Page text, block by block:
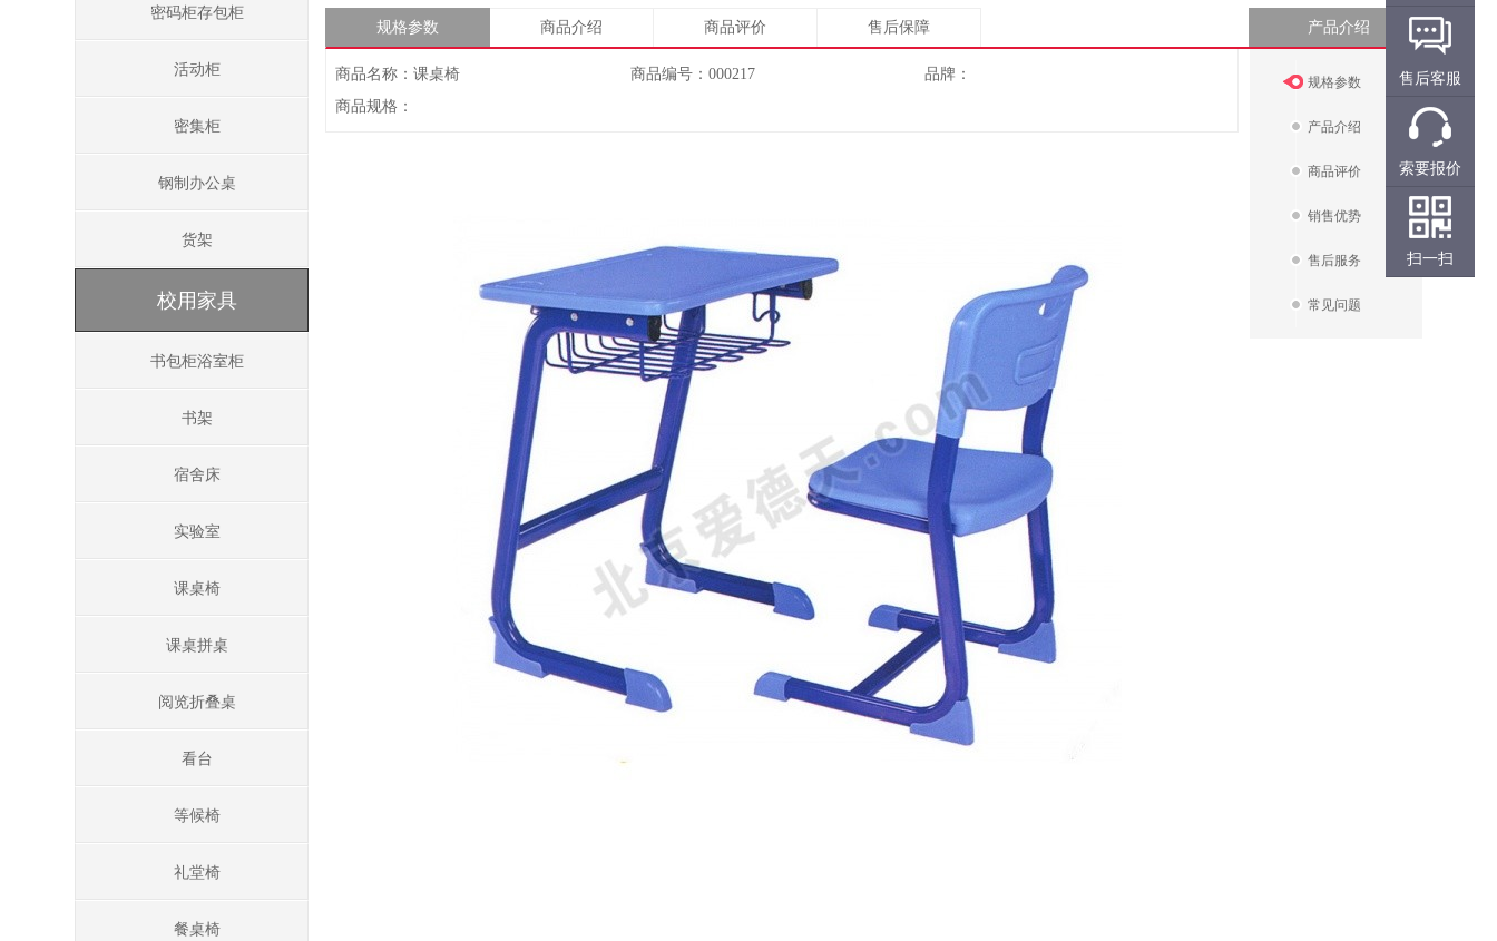
密码柜存包柜
活动柜
密集柜
钢制办公桌
货架
校用家具
书包柜浴室柜
书架
宿舍床
实验室
课桌椅
课桌拼桌
阅览折叠桌
看台
等候椅
礼堂椅
餐桌椅
规格参数 商品介绍 商品评价 售后保障 产品介绍
规格参数
产品介绍
商品评价
销售优势
售后服务
常见问题
商品名称：课桌椅 商品编号：000217
品牌：
商品规格：
售后客服
索要报价
扫一扫